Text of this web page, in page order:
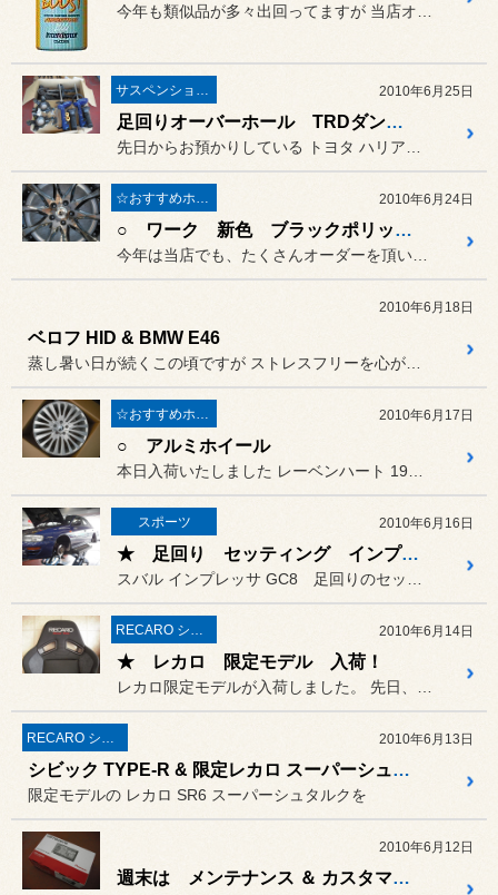
2010年6月25日
足回りオーバーホール TRDダンパーにて
2010年6月24日
○ ワーク 新色 ブラックポリッシュ
2010年6月18日
ベロフ HID & BMW E46
2010年6月17日
○ アルミホイール
スポーツ 2010年6月16日
★ 足回り セッティング インプレッサ GC8
2010年6月14日
★ レカロ 限定モデル 入荷！
2010年6月13日
シビック TYPE-R & 限定レカロ スーパーシュタルク
限定モデルの レカロ SR6 スーパーシュタルクを
2010年6月12日
週末は メンテナンス ＆ カスタマイズ